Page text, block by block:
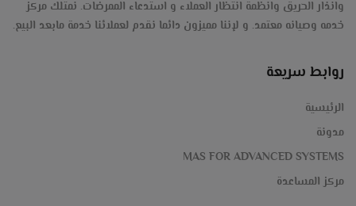
ihunter-
فرز-
كوثر
الخليج-
أمنية
,مكن
كاشير,
انتركم
وانذار الحريق وانظمة انتظار العملاء و استدعاء الممرضات. نمتلك مركز
خدمه وصيانه معتمد. و لإننا مميزون دائما نقدم لعملائنا خدمة مابعد البيع.
روابط سريعة
الرئيسية
مدونة
MAS FOR ADVANCED SYSTEMS
مركز المساعدة